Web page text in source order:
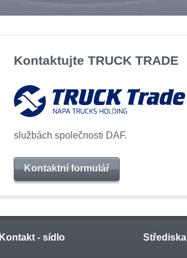
Kontaktujte TRUCK TRADE
službách společnosti DAF.
Kontaktní formulář
Kontakt - sídlo Střediska